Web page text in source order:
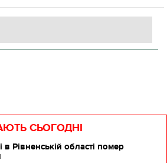
СЬОГОДНІ
в Рівненській області помер